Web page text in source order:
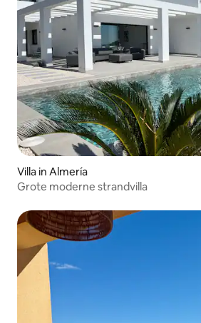
Villa in Almería
Grote moderne strandvilla